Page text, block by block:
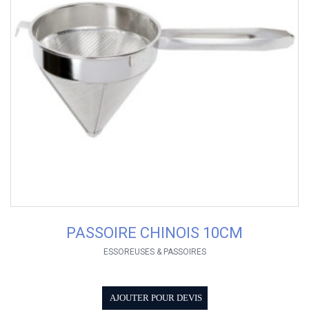
PASSOIRE CHINOIS 10CM
ESSOREUSES & PASSOIRES
AJOUTER POUR DEVIS